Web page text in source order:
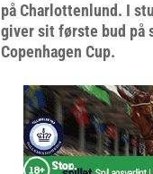
på Charlottenlund. I
giver sit første bud på
Copenhagen Cup.